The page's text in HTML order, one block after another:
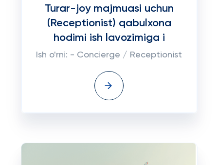
Turar-joy majmuasi uchun
(Receptionist) qabulxona
hodimi ish lavozimiga i
Ish o'rni: - Concierge / Receptionist